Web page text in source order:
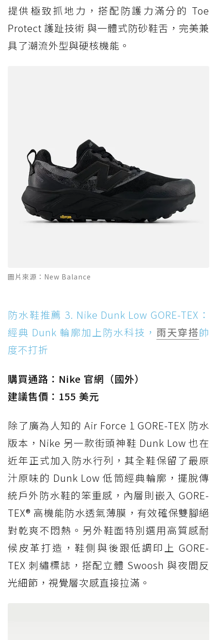
提供極致抓地力，搭配防護力滿分的 Toe
Protect 護趾技術 與一體式防砂鞋舌，完美兼
具了潮流外型與硬核機能。
圖片來源：New Balance
防水鞋推薦 3. Nike Dunk Low GORE-TEX：
經典 Dunk 輪廓加上防水科技， 雨天穿搭帥
度不打折
購買通路：Nike 官網（國外）
建議售價：155 美元
除了廣為人知的 Air Force 1 GORE-TEX 防水
版本，Nike 另一款街頭神鞋 Dunk Low 也在
近年正式加入防水行列，其全鞋保留了最原
汁原味的 Dunk Low 低筒經典輪廓，擺脫傳
統戶外防水鞋的笨重感，內層則嵌入 GORE-
TEX® 高機能防水透氣薄膜，有效確保雙腳絕
對乾爽不悶熱。另外鞋面特別選用高質感耐
候皮革打造，鞋側與後跟低調印上 GORE-
TEX 刺繡標誌，搭配立體 Swoosh 與夜間反
光細節，視覺層次感直接拉滿。